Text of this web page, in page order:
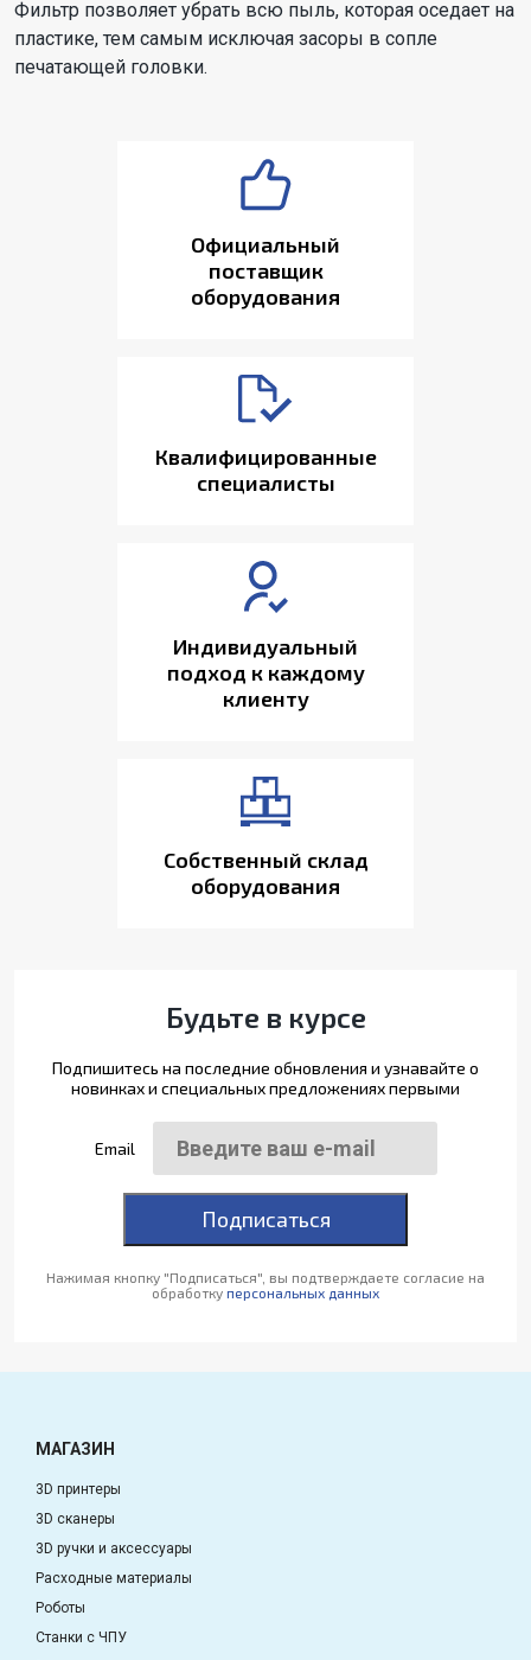
Фильтр позволяет убрать всю пыль, которая оседает на
пластике, тем самым исключая засоры в сопле
печатающей головки.
Официальный
поставщик
оборудования
Квалифицированные
специалисты
Индивидуальный
подход к каждому
клиенту
Собственный склад
оборудования
Будьте в курсе
Подпишитесь на последние обновления и узнавайте о
новинках и специальных предложениях первыми
Email
Подписаться
Нажимая кнопку "Подписаться", вы подтверждаете согласие на
обработку персональных данных
МАГАЗИН
3D принтеры
3D сканеры
3D ручки и аксессуары
Расходные материалы
Роботы
Станки с ЧПУ